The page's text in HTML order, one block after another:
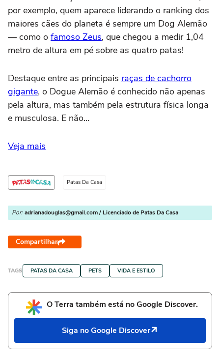
por exemplo, quem aparece liderando o ranking dos
maiores cães do planeta é sempre um Dog Alemão
— como o famoso Zeus, que chegou a medir 1,04
metro de altura em pé sobre as quatro patas!
Destaque entre as principais raças de cachorro
gigante, o Dogue Alemão é conhecido não apenas
pela altura, mas também pela estrutura física longa
e musculosa. E não…
Veja mais
Patas Da Casa
Por: adrianadouglas@gmail.com / Licenciado de Patas Da Casa
Compartilhar
TAGS PATAS DA CASA PETS VIDA E ESTILO
O Terra também está no Google Discover.
Siga no Google Discover